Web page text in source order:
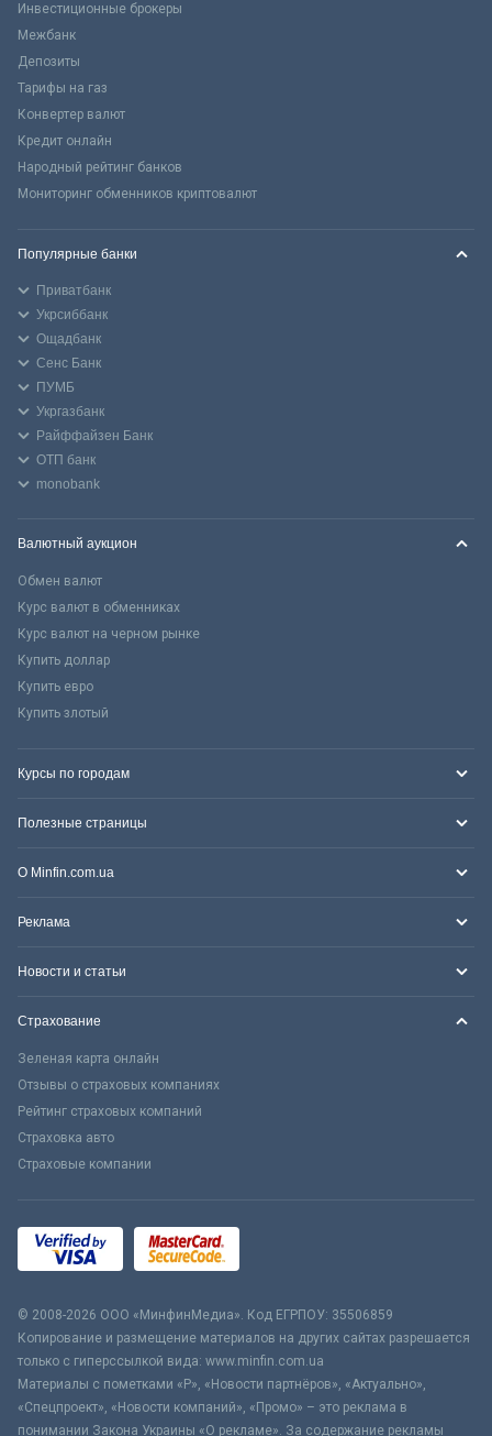
Инвестиционные брокеры
Межбанк
Депозиты
Тарифы на газ
Конвертер валют
Кредит онлайн
Народный рейтинг банков
Мониторинг обменников криптовалют
Популярные банки
Приватбанк
Укрсиббанк
Ощадбанк
Сенс Банк
ПУМБ
Укргазбанк
Райффайзен Банк
ОТП банк
monobank
Валютный аукцион
Обмен валют
Курс валют в обменниках
Курс валют на черном рынке
Купить доллар
Купить евро
Купить злотый
Курсы по городам
Полезные страницы
О Minfin.com.ua
Реклама
Новости и статьи
Страхование
Зеленая карта онлайн
Отзывы о страховых компаниях
Рейтинг страховых компаний
Страховка авто
Страховые компании
© 2008-2026 ООО «МинфинМедиа». Код ЕГРПОУ: 35506859
Копирование и размещение материалов на других сайтах разрешается
только с гиперссылкой вида: www.minfin.com.ua
Материалы с пометками «Р», «Новости партнёров», «Актуально»,
«Спецпроект», «Новости компаний», «Промо» – это реклама в
понимании Закона Украины «О рекламе». За содержание рекламы